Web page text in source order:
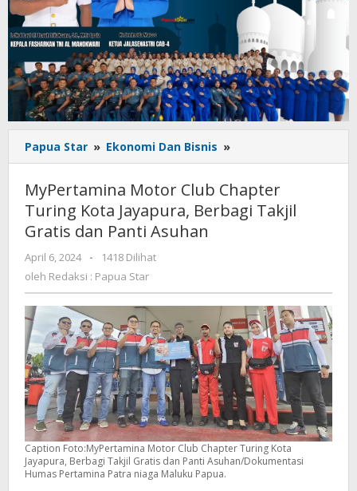
Papua Star » Ekonomi Dan Bisnis »
Motor
Chapter
Turing
Gratis
dan
Panti
Asuhan
MyPertamina Motor Club Chapter
Turing Kota Jayapura, Berbagi Takjil
Gratis dan Panti Asuhan
April 6, 2024
oleh
Redaksi
Star
-
1418 Dilihat
oleh Redaksi : Papua Star
Caption Foto:MyPertamina Motor Club Chapter Turing Kota
Jayapura, Berbagi Takjil Gratis dan Panti Asuhan/Dokumentasi
Humas Pertamina Patra niaga Maluku Papua.